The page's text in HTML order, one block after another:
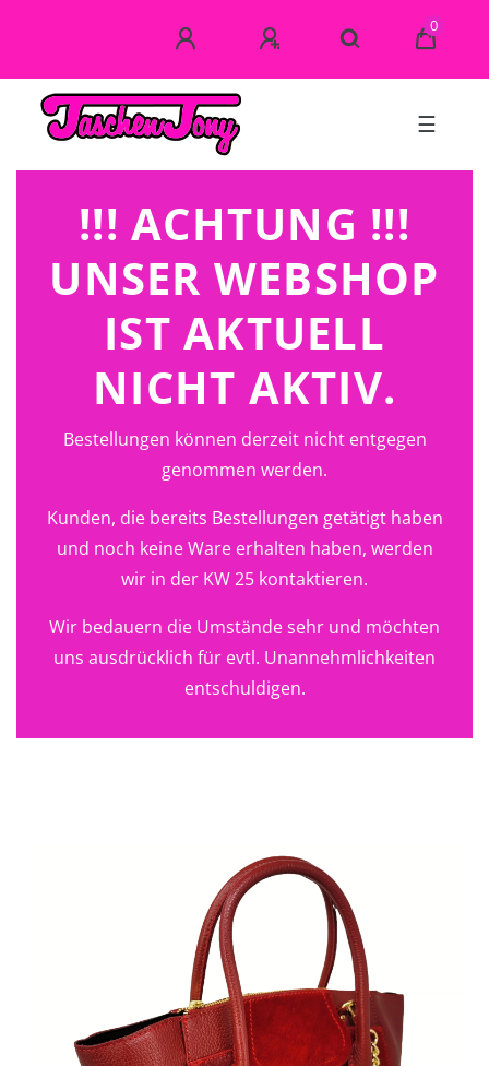
0
☰
!!! ACHTUNG !!!
UNSER WEBSHOP
IST AKTUELL
NICHT AKTIV.
Bestellungen können derzeit nicht entgegen
genommen werden.
Kunden, die bereits Bestellungen getätigt haben
und noch keine Ware erhalten haben, werden
wir in der KW 25 kontaktieren.
Wir bedauern die Umstände sehr und möchten
uns ausdrücklich für evtl. Unannehmlichkeiten
entschuldigen.